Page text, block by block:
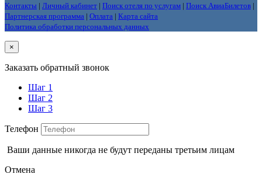
Контакты | Личный кабинет | Поиск отеля по услугам | Поиск АвиаБилетов |
Партнерская программа | Оплата | Карта сайта
Политика обработки персональных данных
×
Заказать обратный звонок
Шаг 1
Шаг 2
Шаг 3
Телефон
Ваши данные никогда не будут переданы третьим лицам
Отмена